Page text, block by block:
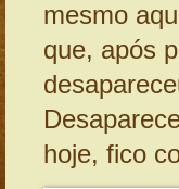
mesmo
que, após
hoje, fico